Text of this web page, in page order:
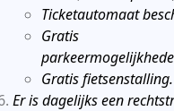
Ticketautomaat
Gratis
Gratis fietsenstalling.
Er is dagelijks een